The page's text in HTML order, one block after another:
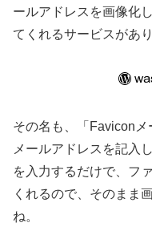
ールアドレスを画像化
てくれるサービスがあり
その名も、「Faviconメ
メールアドレスを記入
を入力するだけで、フ
くれるので、そのまま
ね。